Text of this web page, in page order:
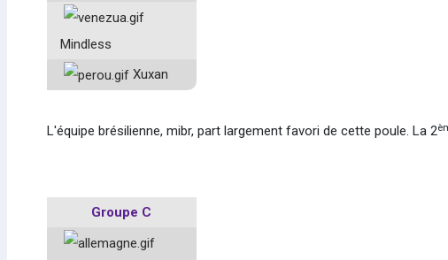
Mindless
Xuxan
L'équipe brésilienne, mibr, part largement favori de cette poule. La 2
Groupe C